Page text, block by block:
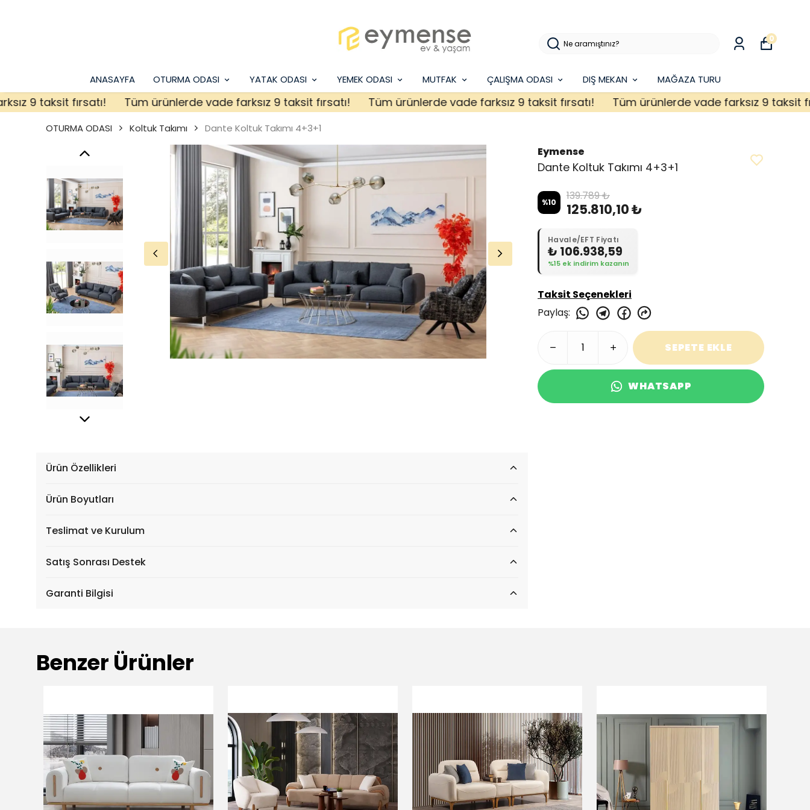
ANASAYFA OTURMA ODASI YATAK ODASI YEMEK ODASI MUTFAK ÇALIŞMA ODASI DIŞ MEKAN MAĞAZA TURU
0
taksit fırsatı! Tüm ürünlerde vade farksız 9 taksit fırsatı! Tüm ürünlerde vade farksız 9 taksit fırsatı! Tüm ürünlerde vade farksız 9 taksit
OTURMA ODASI Koltuk Takımı Dante Koltuk Takımı 4+3+1
Eymense
Dante Koltuk Takımı 4+3+1
%10 139.789 ₺
125.810,10 ₺
Havale/EFT Fiyatı
₺ 106.938,59
%15 ek indirim kazanın
Taksit Seçenekleri
Paylaş:
SEPETE EKLE
WHATSAPP
Ürün Özellikleri
Ürün Boyutları
Teslimat ve Kurulum
Satış Sonrası Destek
Garanti Bilgisi
Benzer Ürünler